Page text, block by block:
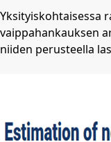
Yksityiskohtaisessa
vaippahankauksen
niiden perusteella